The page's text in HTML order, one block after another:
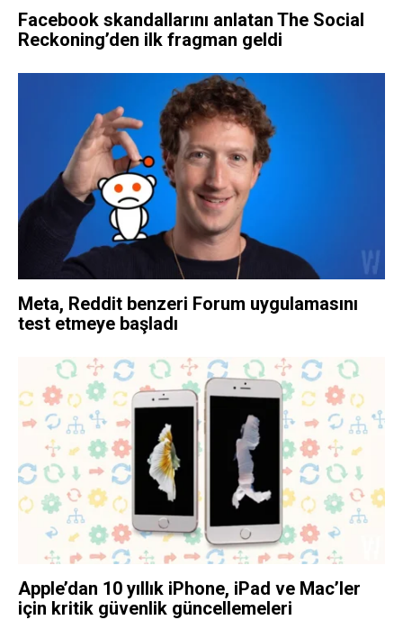
Facebook skandallarını anlatan The Social
Reckoning’den ilk fragman geldi
Meta, Reddit benzeri Forum uygulamasını
test etmeye başladı
Apple’dan 10 yıllık iPhone, iPad ve Mac’ler
için kritik güvenlik güncellemeleri